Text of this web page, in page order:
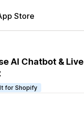
Store
AI Chatbot & Live
for Shopify